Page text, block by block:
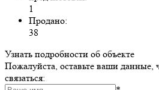
1
Продано:
38
Узнать подробности об объекте
Пожалуйста, оставьте ваши
связаться: